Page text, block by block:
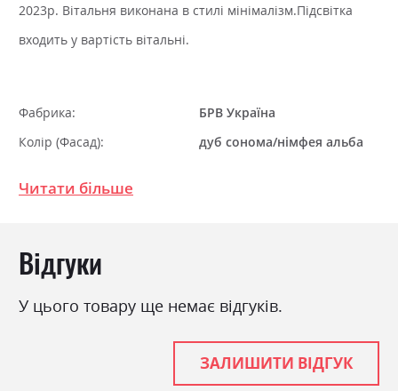
2023р. Вітальня виконана в стилі мінімалізм.Підсвітка
входить у вартість вітальні.
Фабрика:
БРВ Україна
Колір (Фасад):
дуб сонома/німфея альба
Колір матеріалу
Матеріал
Читати більше
Відгуки
У цього товару ще немає відгуків.
ЗАЛИШИТИ ВІДГУК